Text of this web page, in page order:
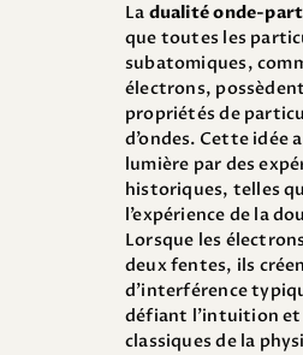
La dualité onde-
que toutes les
subatomiques,
électrons,
propriétés de
d’ondes. Cette idée
lumière par des
historiques, telles
l’expérience de la
Lorsque les
deux fentes, ils
d’interférence
défiant l’intuition
classiques de la